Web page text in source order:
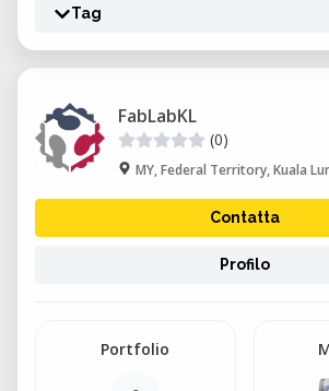
Tag
FabLabKL
(0)
MY, Federal Territory, Kuala
Contatta
Profilo
Portfolio